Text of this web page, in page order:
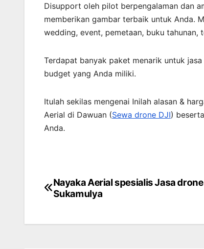
Disupport oleh pilot berpengalaman dan
memberikan gambar terbaik untuk Anda.
wedding, event, pemetaan, buku
Terdapat banyak paket menarik untuk
budget yang Anda miliki.
Itulah sekilas mengenai Inilah alasan &
Aerial di Dawuan (Sewa drone DJI)
Anda.
Post
Nayaka Aerial spesialis Jasa
Sukamulya